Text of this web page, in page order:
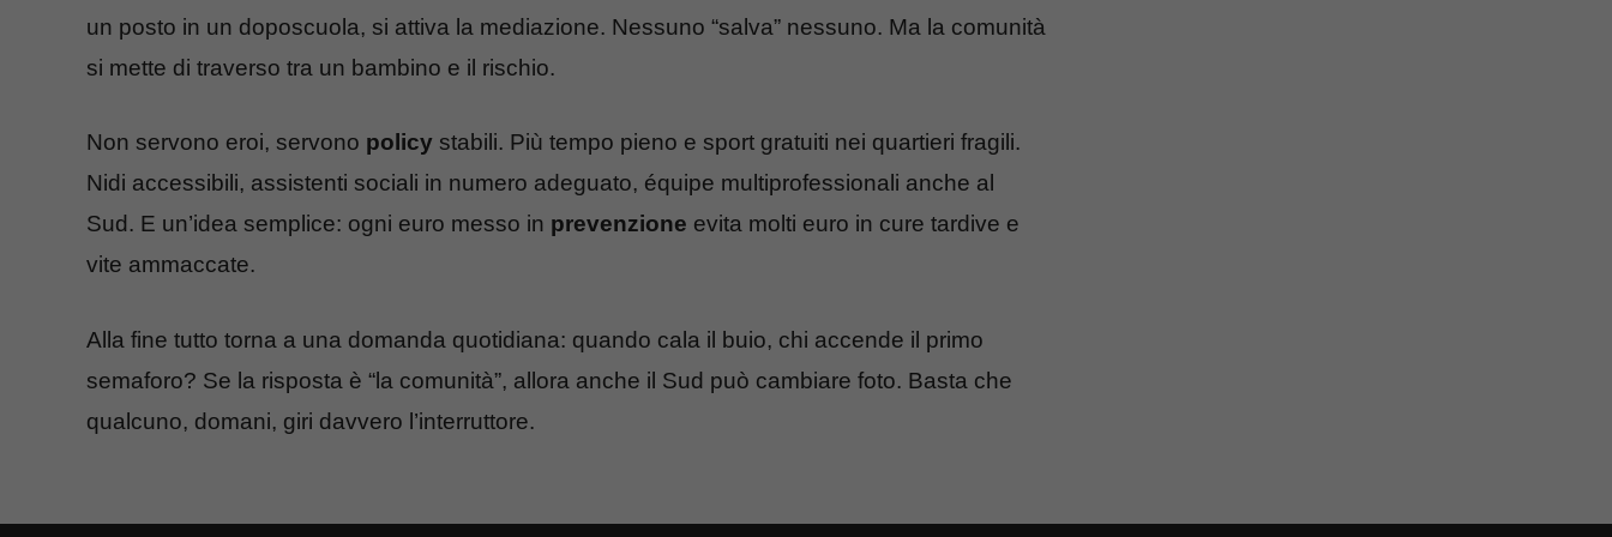
un posto in un doposcuola, si attiva la mediazione. Nessuno “salva” nessuno. Ma la comunità
si mette di traverso tra un bambino e il rischio.
Non servono eroi, servono policy stabili. Più tempo pieno e sport gratuiti nei quartieri fragili.
Nidi accessibili, assistenti sociali in numero adeguato, équipe multiprofessionali anche al
Sud. E un’idea semplice: ogni euro messo in prevenzione evita molti euro in cure tardive e
vite ammaccate.
Alla fine tutto torna a una domanda quotidiana: quando cala il buio, chi accende il primo
semaforo? Se la risposta è “la comunità”, allora anche il Sud può cambiare foto. Basta che
qualcuno, domani, giri davvero l’interruttore.